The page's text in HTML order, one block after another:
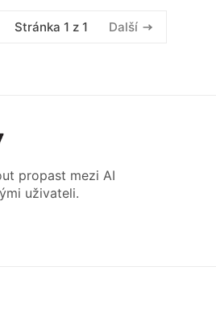
Stránka 1 z 1 Další
propast mezi AI
uživateli.